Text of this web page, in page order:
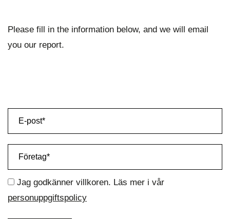
Please fill in the information below, and we will email
you our report.
Jag godkänner villkoren. Läs mer i vår
personuppgiftspolicy